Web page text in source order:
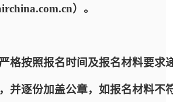
）。
严格按照报名时间及报名材料要
并逐份加盖公章，如报名材料